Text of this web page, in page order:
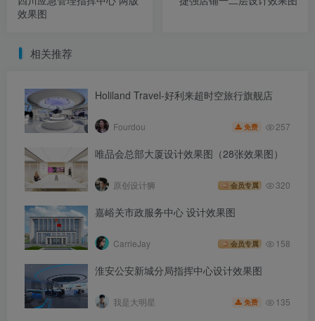
效果图
相关推荐
Holiland Travel-好利来超时空旅行旗舰店
Fourdou 免费 257
唯品会总部大厦设计效果图（28张效果图）
原创设计狮 会员专属 320
嘉峪关市政服务中心 设计效果图
CarrieJay 会员专属 158
淮安公安新城分局指挥中心设计效果图
我是大明星 免费 135